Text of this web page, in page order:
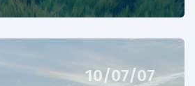
10/07/07